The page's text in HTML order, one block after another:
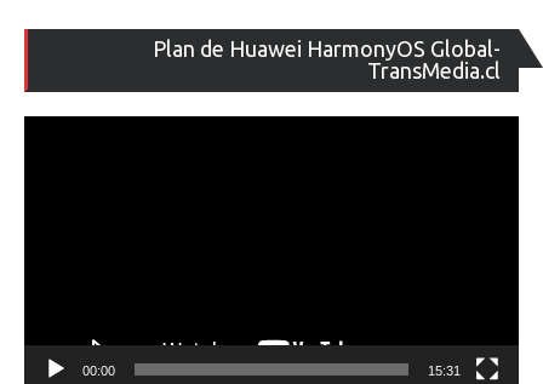
Plan de Huawei HarmonyOS Global-
TransMedia.cl
de
00:00 15:31